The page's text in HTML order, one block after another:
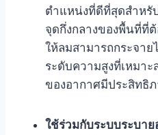
ตำแหน่งที่ดีที่สุดสำหรั
จุดกึ่งกลางของพื้นที่ที่
ให้ลมสามารถกระจา
ระดับความสูงที่เหมาะ
ของอากาศมีประสิทธิ
ใช้ร่วมกับระบบระบา